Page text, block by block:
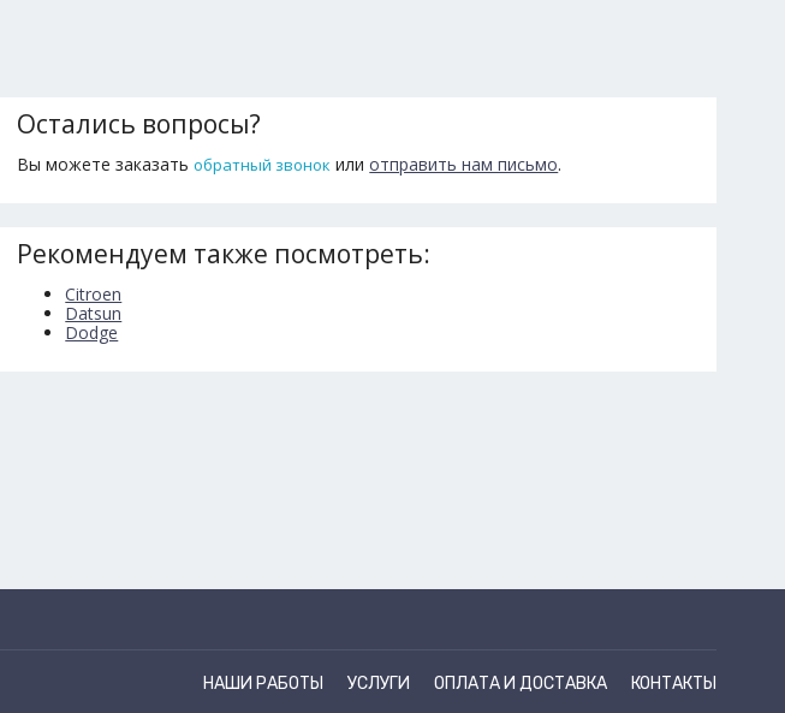
Остались вопросы?
Вы можете заказатьобратный звонок илиотправить нам письмо.
Рекомендуем также посмотреть:
Citroen
Datsun
Dodge
НАШИ РАБОТЫ УСЛУГИ ОПЛАТА И ДОСТАВКА КОНТАКТЫ